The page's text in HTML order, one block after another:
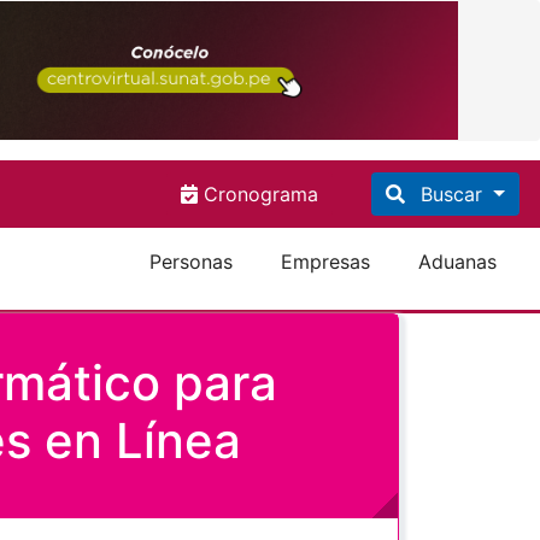
Cronograma Buscar
Personas Empresas Aduanas
para
en Línea